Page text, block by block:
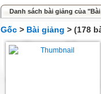
Danh sách bài giảng của
Gốc > Bài giảng > (178